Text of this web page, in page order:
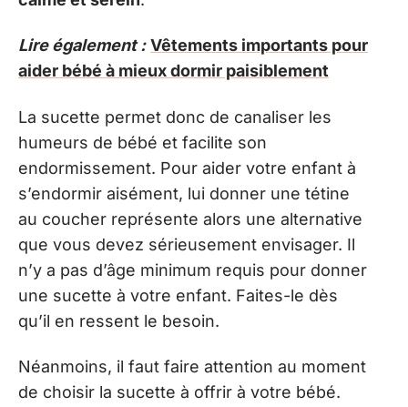
Lire également : Vêtements importants pour
aider bébé à mieux dormir paisiblement
La sucette permet donc de canaliser les
humeurs de bébé et facilite son
endormissement. Pour aider votre enfant à
s’endormir aisément, lui donner une tétine
au coucher représente alors une alternative
que vous devez sérieusement envisager. Il
n’y a pas d’âge minimum requis pour donner
une sucette à votre enfant. Faites-le dès
qu’il en ressent le besoin.
Néanmoins, il faut faire attention au moment
de choisir la sucette à offrir à votre bébé.